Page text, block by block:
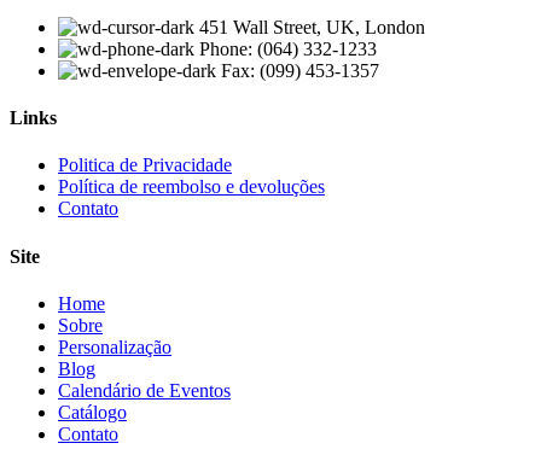
451 Wall Street, UK, London
Phone: (064) 332-1233
Fax: (099) 453-1357
Links
Menu
Politica de Privacidade
Política de reembolso e devoluções
Contato
Site
Menu
Home
Sobre
Personalização
Blog
Calendário de Eventos
Catálogo
Contato